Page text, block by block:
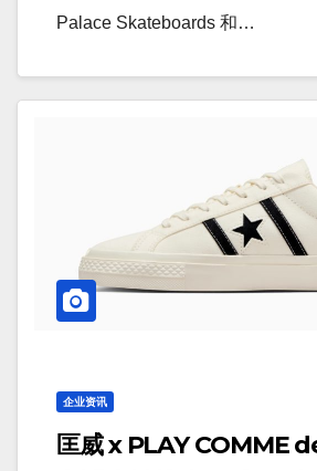
Palace Skateboards 和…
企业资讯
匡威 x PLAY COMME